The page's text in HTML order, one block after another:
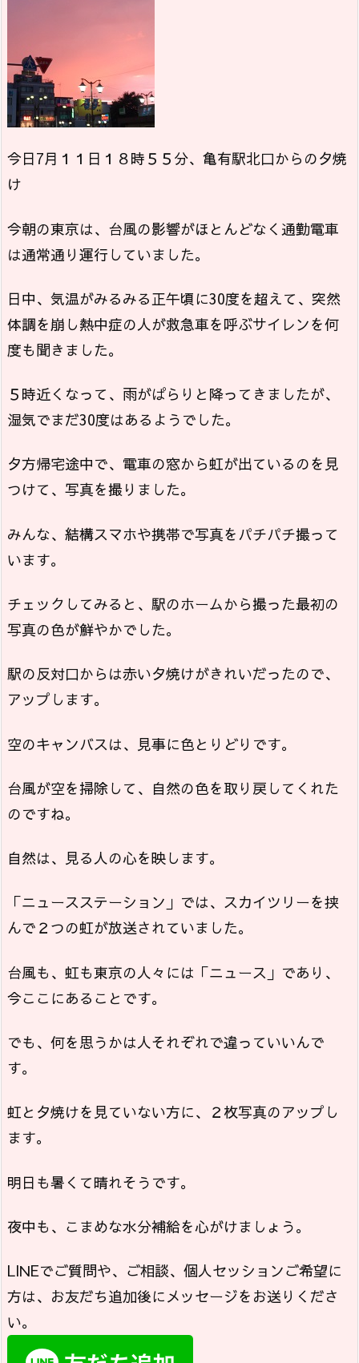
今日7月１１日１８時５５分、亀有駅北口からの夕焼
け
今朝の東京は、台風の影響がほとんどなく通勤電車
は通常通り運行していました。
日中、気温がみるみる正午頃に30度を超えて、突然
体調を崩し熱中症の人が救急車を呼ぶサイレンを何
度も聞きました。
５時近くなって、雨がぱらりと降ってきましたが、
湿気でまだ30度はあるようでした。
夕方帰宅途中で、電車の窓から虹が出ているのを見
つけて、写真を撮りました。
みんな、結構スマホや携帯で写真をパチパチ撮って
います。
チェックしてみると、駅のホームから撮った最初の
写真の色が鮮やかでした。
駅の反対口からは赤い夕焼けがきれいだったので、
アップします。
空のキャンバスは、見事に色とりどりです。
台風が空を掃除して、自然の色を取り戻してくれた
のですね。
自然は、見る人の心を映します。
「ニュースステーション」では、スカイツリーを挟
んで２つの虹が放送されていました。
台風も、虹も東京の人々には「ニュース」であり、
今ここにあることです。
でも、何を思うかは人それぞれで違っていいんで
す。
虹と夕焼けを見ていない方に、２枚写真のアップし
ます。
明日も暑くて晴れそうです。
夜中も、こまめな水分補給を心がけましょう。
LINEでご質問や、ご相談、個人セッションご希望に
方は、お友だち追加後にメッセージをお送りくださ
い。